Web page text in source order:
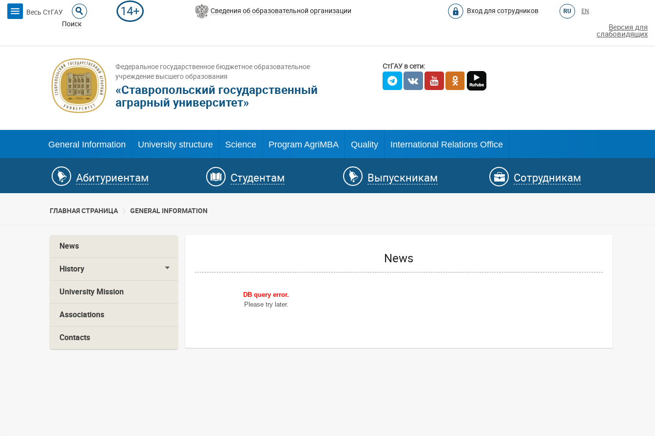
Весь СтГАУ
Поиск
14+ Сведения об образовательной организации Вход для сотрудников RU EN
Версия для
слабовидящих
Федеральное государственное бюджетное образовательное
учреждение высшего образования
«Ставропольский государственный
аграрный университет»
СтГАУ в сети:
General Information University structure Science Program AgriMBA Quality International Relations Office
Абитуриентам Студентам Выпускникам Сотрудникам
ГЛАВНАЯ СТРАНИЦА GENERAL INFORMATION
News
History
University Mission
Associations
Contacts
News
DB query error.
Please try later.